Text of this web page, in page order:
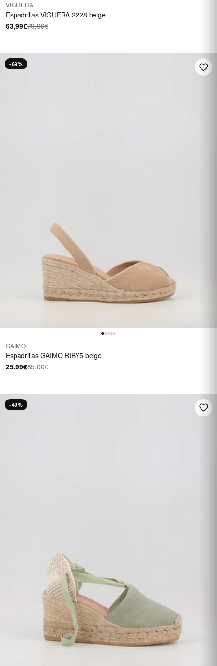
VIGUERA
Espadrillas VIGUERA 2228 beige
63,99€79,90€
-69%
GAIMO
Espadrillas GAIMO RIBY5 beige
25,99€85,00€
-49%